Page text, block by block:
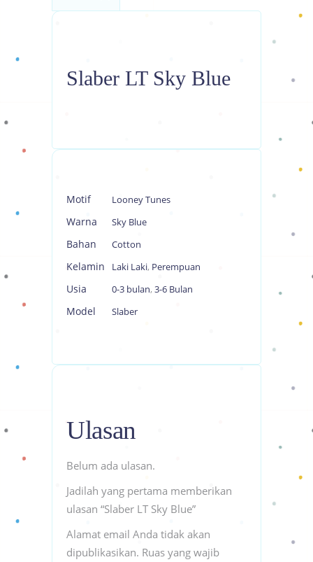
Slaber LT Sky Blue
Motif Looney Tunes
Warna Sky Blue
Bahan Cotton
Kelamin Laki Laki, Perempuan
Usia 0-3 bulan, 3-6 Bulan
Model Slaber
Ulasan
Belum ada ulasan.
Jadilah yang pertama memberikan
ulasan “Slaber LT Sky Blue”
Alamat email Anda tidak akan
dipublikasikan. Ruas yang wajib